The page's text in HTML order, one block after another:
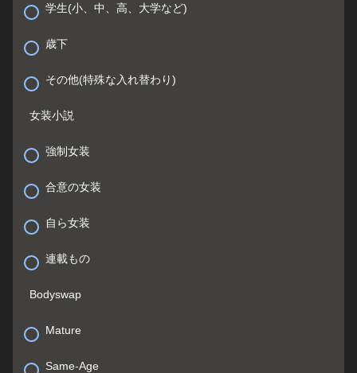
学生(小、中、高、大学など)
歳下
その他(特殊な入れ替わり)
女装小説
強制女装
合意の女装
自ら女装
連載もの
Bodyswap
Mature
Same-Age